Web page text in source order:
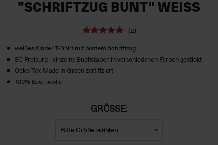
"SCHRIFTZUG BUNT" WEISS
(2)
weißes Kinder T-Shirt mit buntem Schriftzug
SC Freiburg - einzelne Buchstaben in verschiedenen Farben gestickt
Oeko Tex-Made in Green zertifiziert
100% Baumwolle
GRÖSSE: